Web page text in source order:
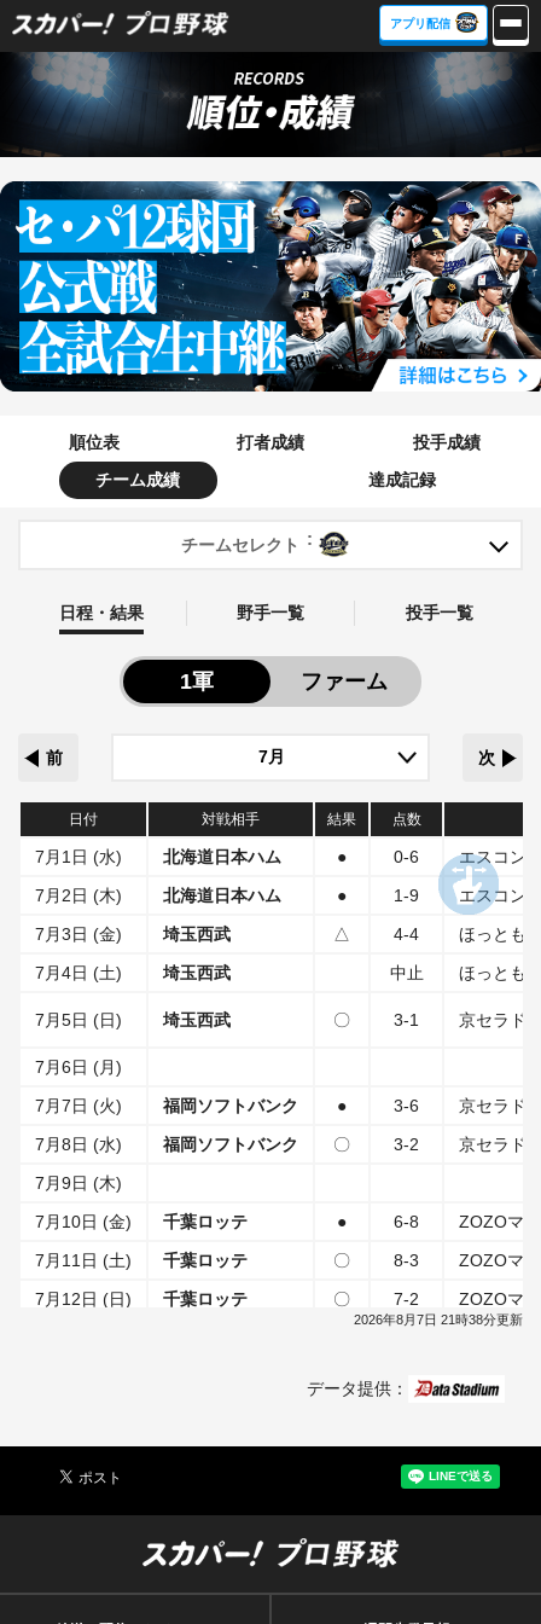
アプリ配信
順位表 打者成績
投手成績
チーム成績
達成記録
チームセレクト
日程・結果 野手一覧 投手一覧
1軍 ファーム
前 次
日付 対戦相手 結果 点数
7月1日 (水) 北海道日本ハム ● 0-6
エスコン
7月2日 (木)
北海道日本ハム ● 1-9
エスコン
7月3日 (金)
埼玉西武 △ 4-4
ほっとも
7月4日 (土)
埼玉西武 中止 ほっとも
7月5日 (日) 埼玉西武 〇 3-1 京セラド
7月6日 (月)
7月7日 (火)
福岡ソフトバンク ● 3-6
京セラド
7月8日 (水)
福岡ソフトバンク 〇 3-2
京セラド
7月9日 (木)
7月10日 (金)
千葉ロッテ ● 6-8
ZOZOマ
7月11日 (土)
千葉ロッテ 〇 8-3
ZOZOマ
7月12日 (日)
千葉ロッテ 〇 7-2
ZOZOマ
1-3
北海道日本ハム ● 1-5
3-0
2026年8月7日 21時38分更新
データ提供：